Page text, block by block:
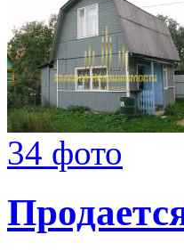
34 фото